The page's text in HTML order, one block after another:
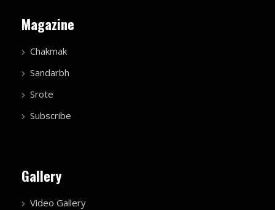
Magazine
Chakmak
Sandarbh
Srote
Subscribe
Gallery
Video Gallery